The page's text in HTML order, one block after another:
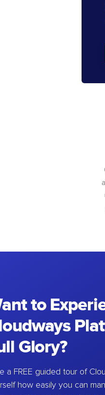
to
Glory?
a FREE guided tour of
how easily you can